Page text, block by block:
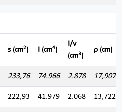
s (cm2) I (cm4)
I/v
(cm3)
ρ (cm)
233,76 74.966 2.878 17,907
222,93 41.979 2.068 13,722